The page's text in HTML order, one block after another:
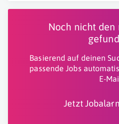
Noch nicht den
Basierend auf deinen
passende Jobs
E-
Jetzt